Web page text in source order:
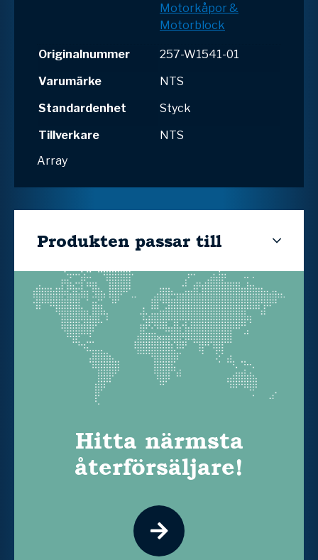
Motorkåpor &
Motorblock
Originalnummer
257-W1541-01
Varumärke
NTS
Standardenhet
Styck
Tillverkare
NTS
Array
Produkten passar till
Hitta närmsta
återförsäljare!